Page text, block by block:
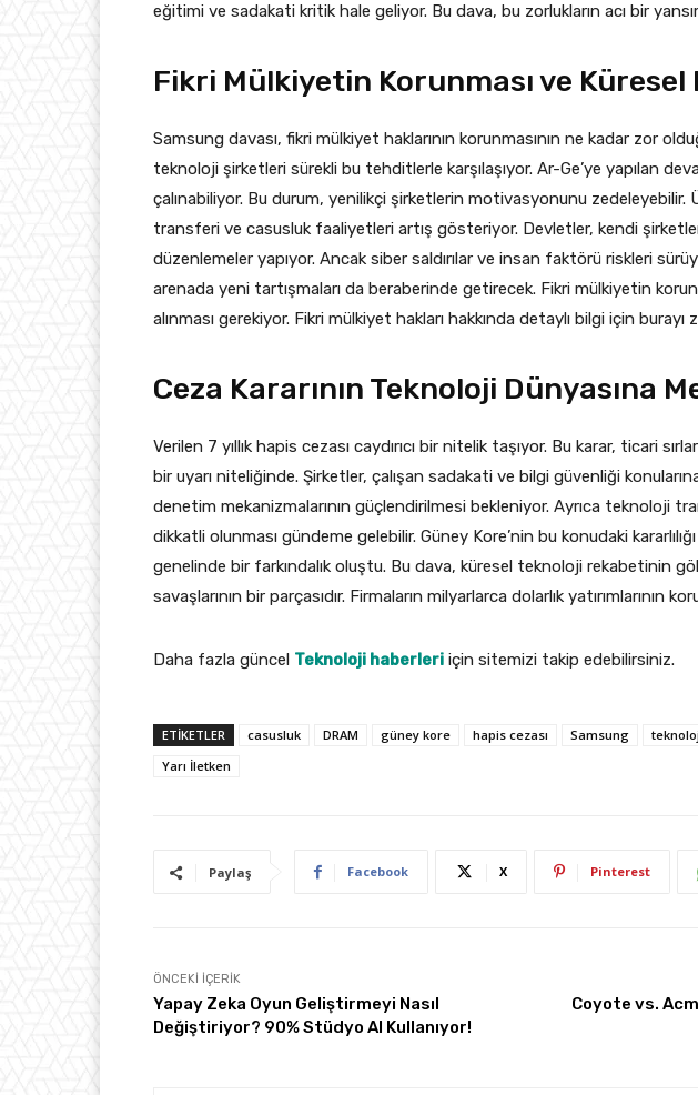
eğitimi ve sadakati kritik hale geliyor. Bu dava, bu zorlukların acı bir
Fikri Mülkiyetin Korunması ve Küresel
Samsung davası, fikri mülkiyet haklarının korunmasının ne kadar zor
teknoloji şirketleri sürekli bu tehditlerle karşılaşıyor. Ar-Ge’ye yapılan
çalınabiliyor. Bu durum, yenilikçi şirketlerin motivasyonunu zedeleyebilir.
transferi ve casusluk faaliyetleri artış gösteriyor. Devletler, kendi
düzenlemeler yapıyor. Ancak siber saldırılar ve insan faktörü riskleri
arenada yeni tartışmaları da beraberinde getirecek. Fikri mülkiyetin
alınması gerekiyor. Fikri mülkiyet hakları hakkında detaylı bilgi için
Ceza Kararının Teknoloji Dünyasına
Verilen 7 yıllık hapis cezası caydırıcı bir nitelik taşıyor. Bu karar, ticari
bir uyarı niteliğinde. Şirketler, çalışan sadakati ve bilgi güvenliği
denetim mekanizmalarının güçlendirilmesi bekleniyor. Ayrıca teknoloji
dikkatli olunması gündeme gelebilir. Güney Kore’nin bu konudaki
genelinde bir farkındalık oluştu. Bu dava, küresel teknoloji rekabetinin
savaşlarının bir parçasıdır. Firmaların milyarlarca dolarlık yatırımlarının
Daha fazla güncel Teknoloji haberleri için sitemizi takip edebilirsiniz.
ETIKETLER casusluk DRAM güney kore hapis cezası Samsung teknoloji
Yarı İletken
Paylaş Facebook X Pinterest
ÖNCEKI İÇERIK
Yapay Zeka Oyun Geliştirmeyi Nasıl
Değiştiriyor? 90% Stüdyo AI Kullanıyor!
Coyote vs.